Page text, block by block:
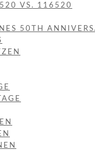
VS. 116520
50TH